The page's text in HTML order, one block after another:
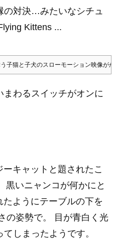
の対決…みたいなシチュ
Kittens ...
子猫と子犬のスローモーション映像が
わるスイッチがオンに
ーキャットと題されたこ
黒いニャンコが何かにと
たようにテーブルの下を
の姿勢で。 目が青白く光
しまったようです。